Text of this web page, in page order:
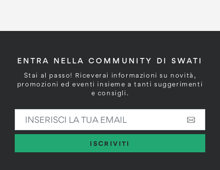
ENTRA NELLA COMMUNITY DI SWATI
Stai al passo! Riceverai informazioni su novità,
promozioni ed eventi insieme a tanti suggerimenti
e consigli.
ISCRIVITI